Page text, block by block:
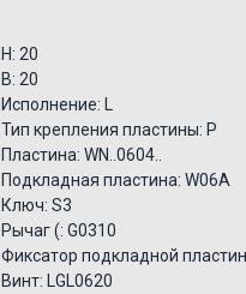
H: 20
B: 20
Исполнение: L
Тип крепления пластины: P
Пластина: WN..0604..
Подкладная пластина: W06A
Ключ: S3
Рычаг (: G0310
Фиксатор подкладной
Винт: LGL0620